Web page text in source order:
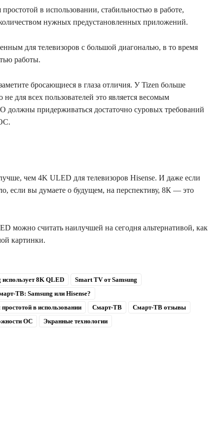
в использовании, стабильностью в работе,
нужных предустановленных приложений.
для телевизоров с большой диагональю, в то время
работы.
бросающиеся в глаза отличия. У Tizen больше
для всех пользователей это является весомым
придерживаться достаточно суровых требований
чем 4K ULED для телевизоров Hisense. И даже если
если вы думаете о будущем, на перспективу, 8К — это
можно считать наилучшей на сегодня альтернативой, как
картинки.
использует 8K QLED
Smart TV от Samsung
ТВ: Samsung или Hisense?
в использовании
Смарт-ТВ
Смарт-ТВ отзывы
ОС
Экранные технологии